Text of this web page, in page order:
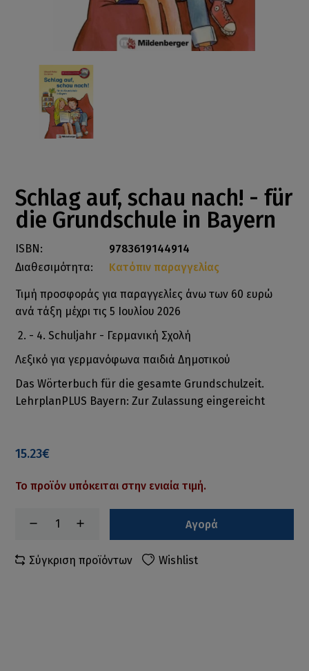
Schlag auf, schau nach! - für
die Grundschule in Bayern
ISBN:
9783619144914
Διαθεσιμότητα:
Κατόπιν παραγγελίας
Τιμή προσφοράς για παραγγελίες άνω των 60 ευρώ
ανά τάξη μέχρι τις 5 Ιουλίου 2026
2. - 4. Schuljahr - Γερμανική Σχολή
Λεξικό για γερμανόφωνα παιδιά Δημοτικού
Das Wörterbuch für die gesamte Grundschulzeit.
LehrplanPLUS Bayern: Zur Zulassung eingereicht
15.23€
Το προϊόν υπόκειται στην ενιαία τιμή.
Αγορά
Σύγκριση προϊόντων Wishlist